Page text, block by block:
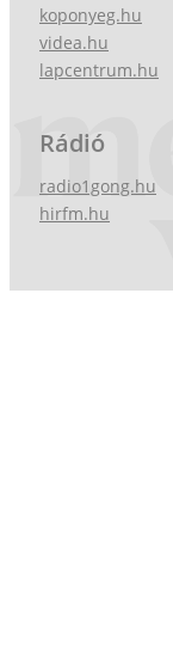
koponyeg.hu
videa.hu
lapcentrum.hu
Rádió
radio1gong.hu
hirfm.hu